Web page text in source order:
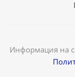
Информация на